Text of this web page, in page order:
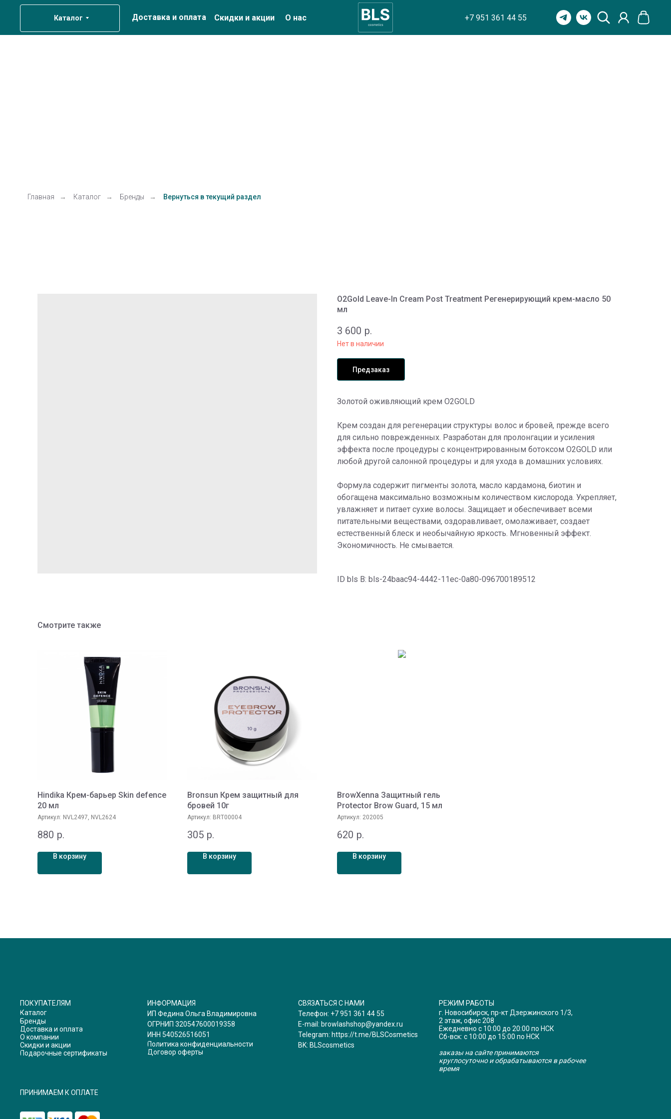
Каталог О нас
Доставка и оплата Скидки и акции +7 951 361 44 55
Главная → Каталог → Бренды → Вернуться в текущий раздел
O2Gold Leave-In Cream Post Treatment Регенерирующий крем-масло 50
мл
3 600 р.
Нет в наличии
Предзаказ
Золотой оживляющий крем O2GOLD
Крем создан для регенерации структуры волос и бровей, прежде всего
для сильно поврежденных. Разработан для пролонгации и усиления
эффекта после процедуры с концентрированным ботоксом O2GOLD или
любой другой салонной процедуры и для ухода в домашних условиях.
Формула содержит пигменты золота, масло кардамона, биотин и
обогащена максимально возможным количеством кислорода. Укрепляет,
увлажняет и питает сухие волосы. Защищает и обеспечивает всеми
питательными веществами, оздоравливает, омолаживает, создает
естественный блеск и необычайную яркость. Мгновенный эффект.
Экономичность. Не смывается.
ID bls В: bls-24baac94-4442-11ec-0a80-096700189512
Смотрите также
Hindika Крем-барьер Skin defence
20 мл
Артикул: NVL2497, NVL2624
880 р.
В корзину
Bronsun Крем защитный для
бровей 10г
Артикул: BRT00004
305 р.
В корзину
BrowXenna Защитный гель
Protector Brow Guard, 15 мл
Артикул: 202005
620 р.
В корзину
ПОКУПАТЕЛЯМ
Каталог
Бренды
Доставка и оплата
О компании
Скидки и акции
Подарочные сертификаты
ИНФОРМАЦИЯ
ИП Федина Ольга Владимировна
ОГРНИП 320547600019358
ИНН 540526516051
Политика конфиденциальности
Договор оферты
СВЯЗАТЬСЯ С НАМИ
Телефон: +7 951 361 44 55
E-mail: browlashshop@yandex.ru
Telegram: https://t.me/BLSCosmetics
BK: BLScosmetics
РЕЖИМ РАБОТЫ
г. Новосибирск, пр-кт Дзержинского 1/3,
2 этаж, офис 208
Ежедневно с 10:00 до 20:00 по НСК
Сб-вск: с 10:00 до 15:00 по НСК
заказы на сайте принимаются
круглосуточно и обрабатываются в рабочее
время
ПРИНИМАЕМ К ОПЛАТЕ